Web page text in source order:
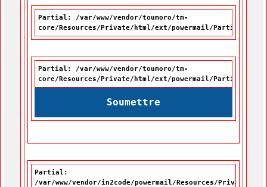
Partial: /var/www/vendor/toumoro/tm-
core/Resources/Private/html/ext/powermail/Partials/
Partial: /var/www/vendor/toumoro/tm-
core/Resources/Private/html/ext/powermail/Partials/
Soumettre
Partial:
/var/www/vendor/in2code/powermail/Resources/Private/